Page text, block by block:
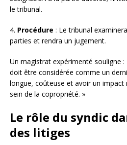
le tribunal.
4. Procédure : Le tribunal
parties et rendra un jugement.
Un magistrat expérimenté souligne
doit être considérée comme un
longue, coûteuse et avoir un impact
sein de la copropriété. »
Le rôle du syndic
des litiges